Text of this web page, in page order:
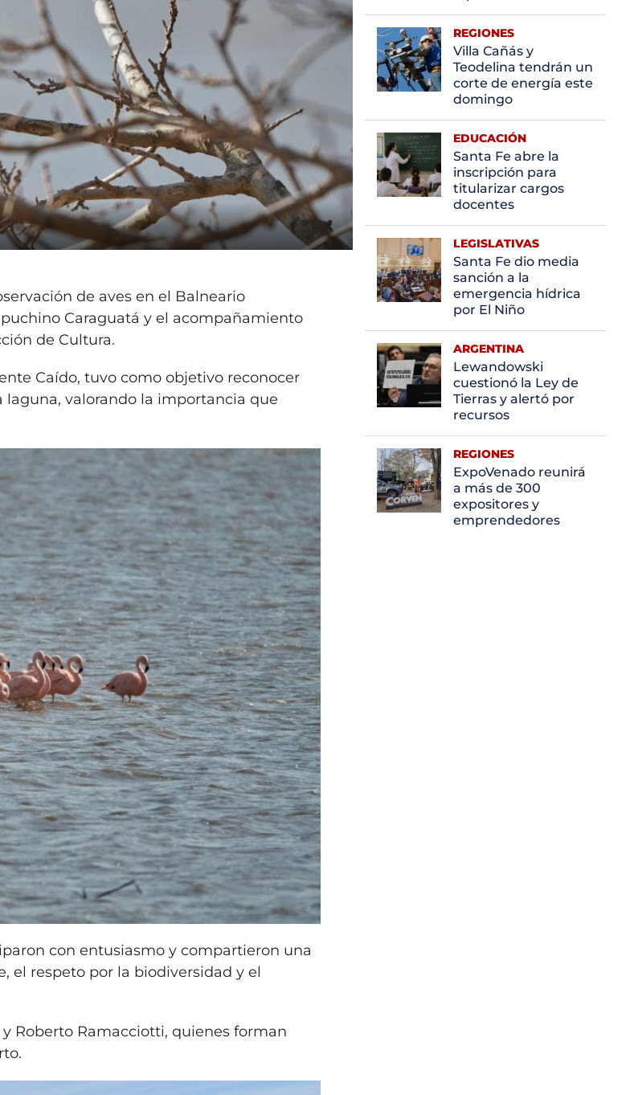
de aves en el Balneario
Caraguatá y el acompañamiento
de Cultura.
Caído, tuvo como objetivo reconocer
laguna, valorando la importancia que
con entusiasmo y compartieron una
el respeto por la biodiversidad y el
Roberto Ramacciotti, quienes forman
REGIONES
Villa Cañás y
Teodelina tendrán un
corte de energía este
domingo
EDUCACIÓN
Santa Fe abre la
inscripción para
titularizar cargos
docentes
LEGISLATIVAS
Santa Fe dio media
sanción a la
emergencia hídrica
por El Niño
ARGENTINA
Lewandowski
cuestionó la Ley de
Tierras y alertó por
recursos
REGIONES
ExpoVenado reunirá
a más de 300
expositores y
emprendedores